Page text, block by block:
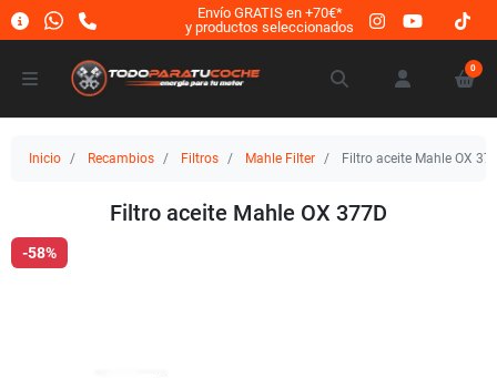
Envío GRATIS en +70€*
y productos seleccionados
0
Inicio Recambios Filtros Mahle Filter Filtro aceite Mahle OX
Filtro aceite Mahle OX 377D
-58%